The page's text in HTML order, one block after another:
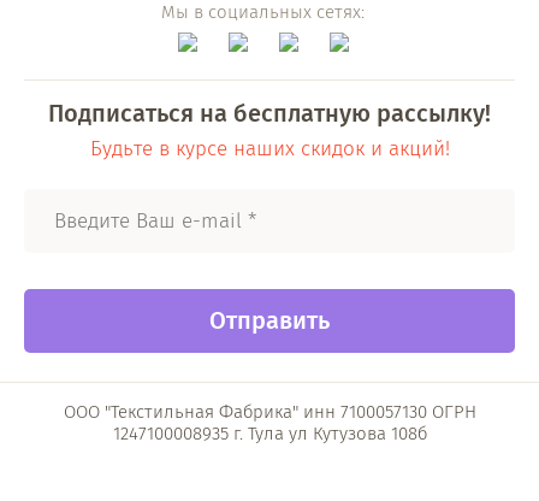
Мы в социальных сетях:
Подписаться на бесплатную рассылку!
Будьте в курсе наших скидок и акций!
Отправить
ООО "Текстильная Фабрика" инн 7100057130 ОГРН
1247100008935 г. Тула ул Кутузова 108б